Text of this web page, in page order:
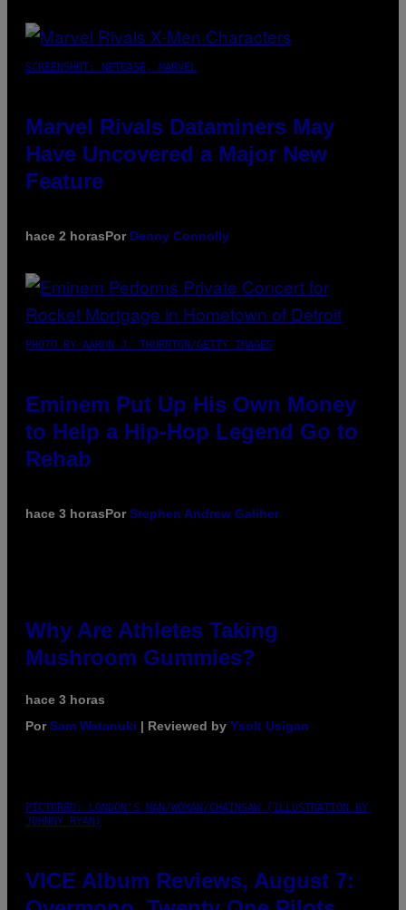
SCREENSHOT: NETEASE, MARVEL
Marvel Rivals Dataminers May
Have Uncovered a Major New
Feature
hace 2 horasPor Denny Connolly
PHOTO BY AARON J. THORNTON/GETTY IMAGES
Eminem Put Up His Own Money
to Help a Hip-Hop Legend Go to
Rehab
hace 3 horasPorStephen Andrew Galiher
Why Are Athletes Taking
Mushroom Gummies?
hace 3 horas
PorSam Watanuki | Reviewed by Ysolt Usigan
PICTURED: LONDON'S MAN/WOMAN/CHAINSAW (ILLUSTRATION BY
JOHNNY RYAN)
VICE Album Reviews, August 7: